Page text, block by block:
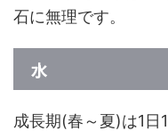
石に無理です。
水
成長期(春～夏)は1日